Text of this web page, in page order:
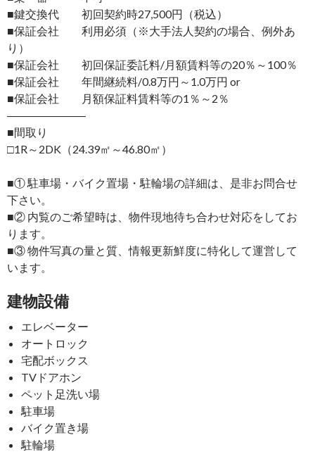
■鍵交換代 初回契約時27,500円（税込）
■保証会社 利用必須（※大手法人契約の場合、例外あ
り）
■保証会社 初回保証委託料/月額賃料等の20％～100％
■保証会社 年間継続料/0.8万円～1.0万円 or
■保証会社 月額保証料賃料等の1％～2％
―――――――
■間取り
□1R～2DK（24.39㎡～46.80㎡）
■① 駐車場・バイク置場・駐輪場の詳細は、是非お問合せ
下さい。
■② 内覧のご希望時は、物件現地待ち合わせ対応をしてお
ります。
■③ 物件写真の量と質、情報更新鮮度に特化して運営して
います。
建物設備
エレベーター
オートロック
宅配ボックス
TVドアホン
ペット足洗い場
駐車場
バイク置き場
駐輪場